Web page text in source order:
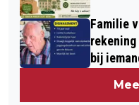
Familie
bij